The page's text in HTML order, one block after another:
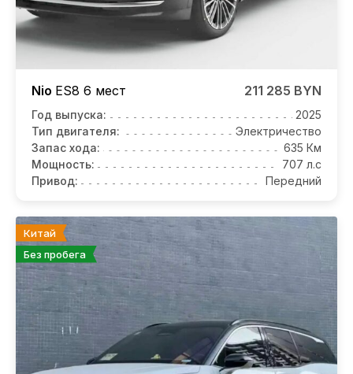
Nio ES8 6 мест 211 285 BYN
Год выпуска:
2025
Тип двигателя:
Электричество
Запас хода:
635 Км
Мощность:
707 л.с
Привод:
Передний
Китай
Без пробега